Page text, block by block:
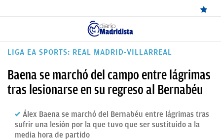
ÚLTIMAS
REAL
BALONCESTO
LIGA EA SPORTS: REAL MADRID-VILLARREAL
Baena se marchó del campo entre lágrimas
tras lesionarse en su regreso al Bernabéu
Álex Baena se marchó del Bernabéu entre lágrimas tras
sufrir una lesión por la que tuvo que ser sustituido a la
media hora de partido